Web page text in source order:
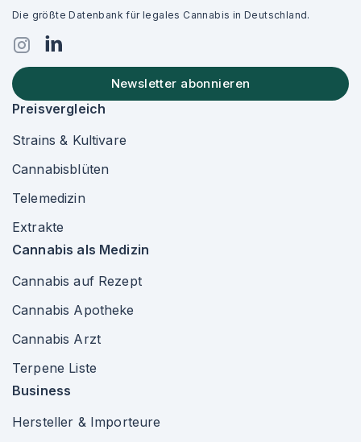
Die größte Datenbank für legales Cannabis in Deutschland.
Newsletter abonnieren
Preisvergleich
Strains & Kultivare
Cannabisblüten
Telemedizin
Extrakte
Cannabis als Medizin
Cannabis auf Rezept
Cannabis Apotheke
Cannabis Arzt
Terpene Liste
Business
Hersteller & Importeure